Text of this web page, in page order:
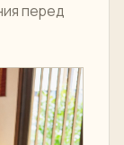
перед